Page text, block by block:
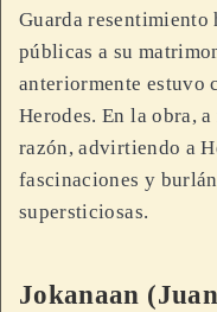
Guarda resentimiento
públicas a su
anteriormente estuvo
Herodes. En la obra,
razón, advirtiendo a
fascinaciones y
supersticiosas.
Jokanaan